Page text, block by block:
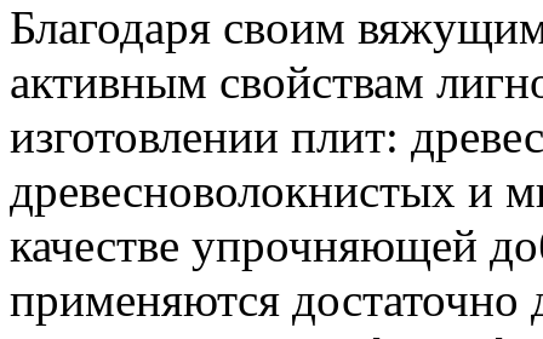
Благодаря своим
активным свойствам
изготовлении плит:
древесноволокнистых и
качестве упрочняющей
применяются